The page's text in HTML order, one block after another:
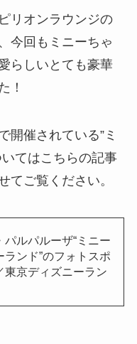
リオンラウンジの
今回もミニーちゃ
らしいとても豪華
！
開催されている”ミ
てはこちらの記事
てご覧ください。
パルパルーザ“ミニー
ランド”のフォトスポ
東京ディズニーラン